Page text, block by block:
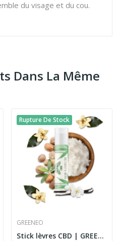
du visage et du cou.
Dans La Même
Rupture De Stock
GREENEO
Stick lèvres CBD | GREENEO